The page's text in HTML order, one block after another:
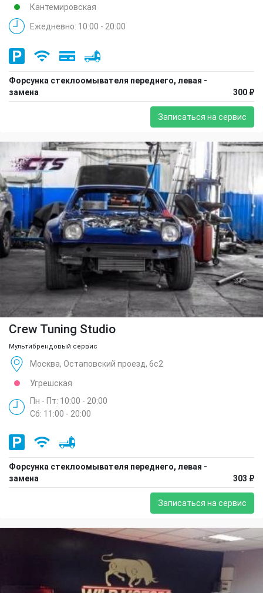
Кантемировская
Ежедневно: 10:00 - 20:00
Форсунка стеклоомывателя переднего, левая -
замена
300 ₽
Записаться на сервис
Crew Tuning Studio
Мультибрендовый сервис
Москва, Остаповский проезд, 6с2
Угрешская
Пн - Пт: 10:00 - 20:00
Сб: 11:00 - 20:00
Форсунка стеклоомывателя переднего, левая -
замена
303 ₽
Записаться на сервис